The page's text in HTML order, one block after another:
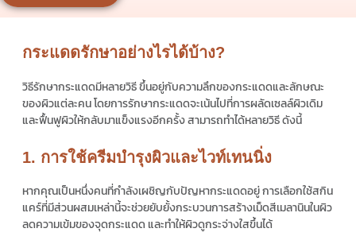
กระแดดรักษาอย่างไรได้บ้าง?
วิธีรักษากระแดดมีหลายวิธี ขึ้นอยู่กับความลึกของกระแดดและลักษณะ
ของผิวแต่ละคน โดยการรักษากระแดดจะเน้นไปที่การผลัดเซลล์ผิวเดิม
และฟื้นฟูผิวให้กลับมาแข็งแรงอีกครั้ง สามารถทำได้หลายวิธี ดังนี้
1. การใช้ครีมบำรุงผิวและไวท์เทนนิ่ง
หากคุณเป็นหนึ่งคนที่กำลังเผชิญกับปัญหากระแดดอยู่ การเลือกใช้สกิน
แคร์ที่มีส่วนผสมเหล่านี้จะช่วยยับยั้งกระบวนการสร้างเม็ดสีเมลานินในผิว
ลดความเข้มของจุดกระแดด และทำให้ผิวดูกระจ่างใสขึ้นได้